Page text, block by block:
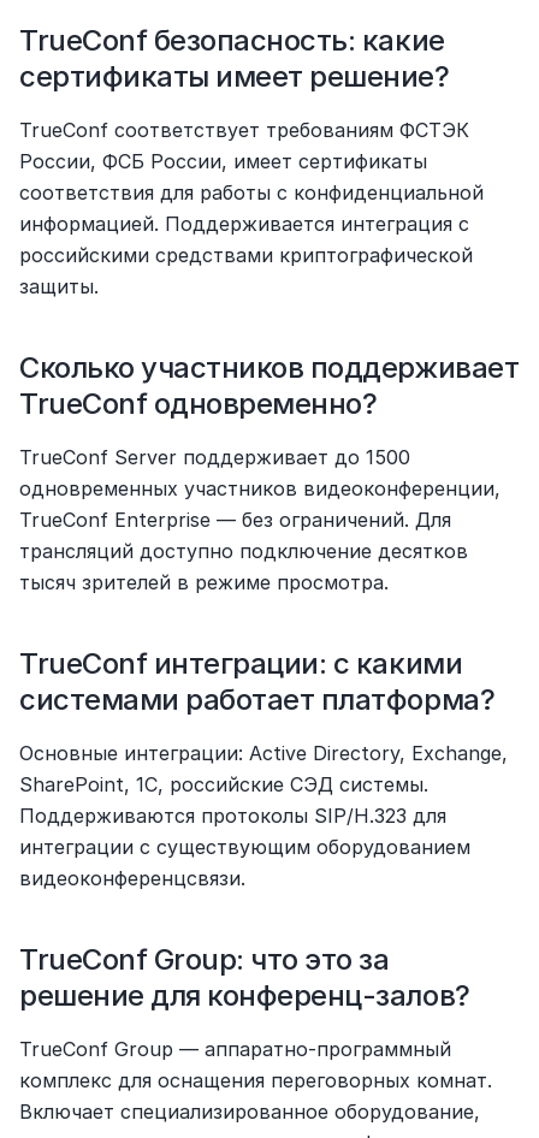
TrueConf безопасность: какие
сертификаты имеет решение?
TrueConf соответствует требованиям ФСТЭК
России, ФСБ России, имеет сертификаты
соответствия для работы с конфиденциальной
информацией. Поддерживается интеграция с
российскими средствами криптографической
защиты.
Сколько участников поддерживает
TrueConf одновременно?
TrueConf Server поддерживает до 1500
одновременных участников видеоконференции,
TrueConf Enterprise — без ограничений. Для
трансляций доступно подключение десятков
тысяч зрителей в режиме просмотра.
TrueConf интеграции: с какими
системами работает платформа?
Основные интеграции: Active Directory, Exchange,
SharePoint, 1С, российские СЭД системы.
Поддерживаются протоколы SIP/H.323 для
интеграции с существующим оборудованием
видеоконференцсвязи.
TrueConf Group: что это за
решение для конференц-залов?
TrueConf Group — аппаратно-программный
комплекс для оснащения переговорных комнат.
Включает специализированное оборудование,